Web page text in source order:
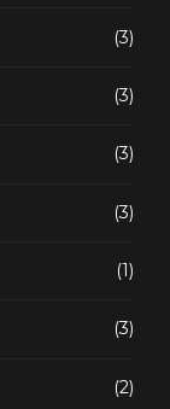
(3)
(3)
(3)
(3)
(1)
(3)
(2)